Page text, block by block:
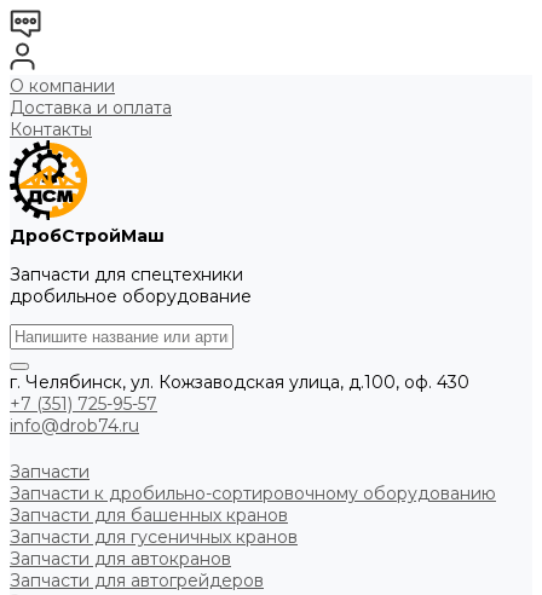
О компании
Доставка и оплата
Контакты
ДробСтройМаш
Запчасти для спецтехники
дробильное оборудование
г. Челябинск, ул. Кожзаводская улица, д.100, оф. 430
+7 (351) 725-95-57
info@drob74.ru
Запчасти
Запчасти к дробильно-сортировочному оборудованию
Запчасти для башенных кранов
Запчасти для гусеничных кранов
Запчасти для автокранов
Запчасти для автогрейдеров